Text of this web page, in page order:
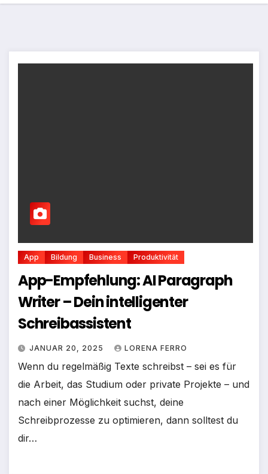
App Bildung Business Produktivität
App-Empfehlung: AI Paragraph
Writer – Dein intelligenter
Schreibassistent
JANUAR 20, 2025 LORENA FERRO
Wenn du regelmäßig Texte schreibst – sei es für
die Arbeit, das Studium oder private Projekte – und
nach einer Möglichkeit suchst, deine
Schreibprozesse zu optimieren, dann solltest du
dir…